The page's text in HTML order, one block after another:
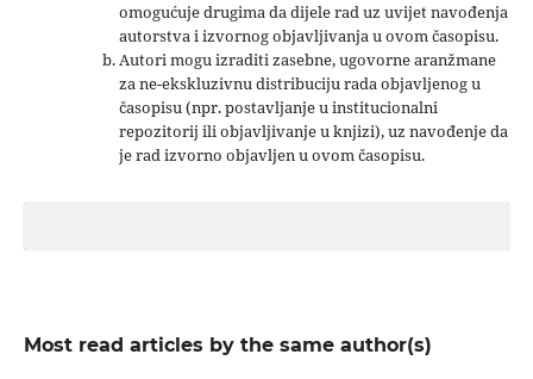
omogućuje drugima da dijele rad uz uvijet navođenja
autorstva i izvornog objavljivanja u ovom časopisu.
Autori mogu izraditi zasebne, ugovorne aranžmane
za ne-ekskluzivnu distribuciju rada objavljenog u
časopisu (npr. postavljanje u institucionalni
repozitorij ili objavljivanje u knjizi), uz navođenje da
je rad izvorno objavljen u ovom časopisu.
Most read articles by the same author(s)